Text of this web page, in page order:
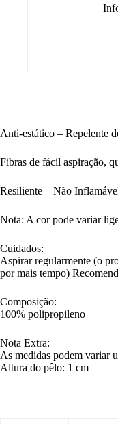
Anti-estático – Repelente
Fibras de fácil aspiração,
Resiliente – Não
Nota: A cor pode variar
Cuidados:
Aspirar regularmente (o
por mais tempo)
Composição:
100% polipropileno
Nota Extra:
As medidas podem variar
Altura do pêlo: 1 cm